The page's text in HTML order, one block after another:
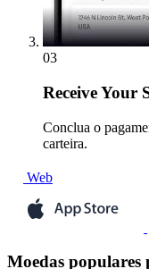
03
ReceiveYour
Conclua o
carteira.
Web
Moedas